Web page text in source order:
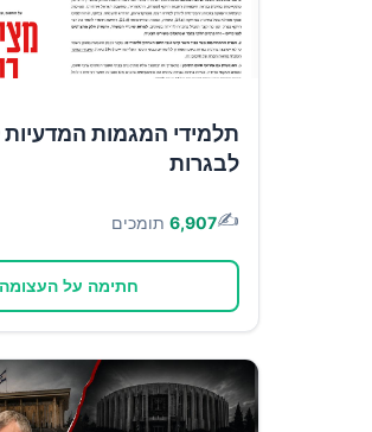
תלמידי המגמות המדעיות
לבגרות
✍️
6,907 תומכים
חתימה על העצומה